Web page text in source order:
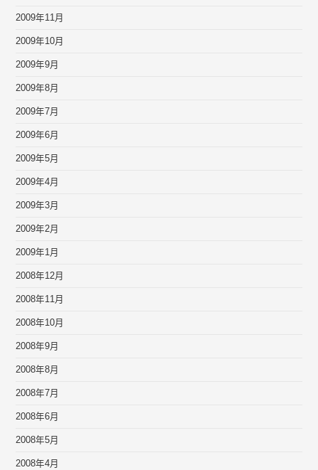
2009年11月
2009年10月
2009年9月
2009年8月
2009年7月
2009年6月
2009年5月
2009年4月
2009年3月
2009年2月
2009年1月
2008年12月
2008年11月
2008年10月
2008年9月
2008年8月
2008年7月
2008年6月
2008年5月
2008年4月